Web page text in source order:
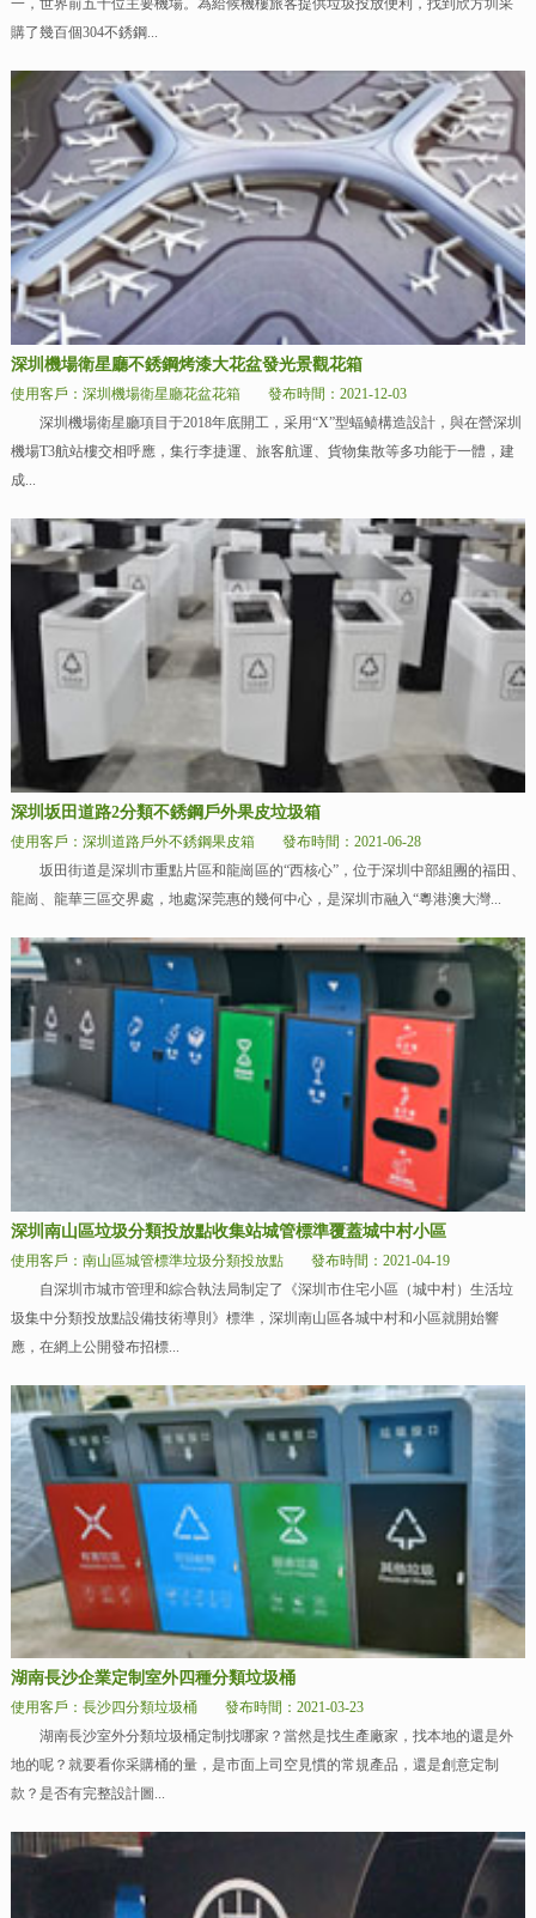
一，世界前五十位主要機場。為給候機樓旅客提供垃圾投放便利，找到欣方圳采
購了幾百個304不銹鋼...
深圳機場衛星廳不銹鋼烤漆大花盆發光景觀花箱
使用客戶：深圳機場衛星廳花盆花箱
發布時間：2021-12-03
深圳機場衛星廳項目于2018年底開工，采用“X”型蝠鲼構造設計，與在營深圳
機場T3航站樓交相呼應，集行李捷運、旅客航運、貨物集散等多功能于一體，建
成...
深圳坂田道路2分類不銹鋼戶外果皮垃圾箱
使用客戶：深圳道路戶外不銹鋼果皮箱
發布時間：2021-06-28
坂田街道是深圳市重點片區和龍崗區的“西核心”，位于深圳中部組團的福田、
龍崗、龍華三區交界處，地處深莞惠的幾何中心，是深圳市融入“粵港澳大灣...
深圳南山區垃圾分類投放點收集站城管標準覆蓋城中村小區
使用客戶：南山區城管標準垃圾分類投放點
發布時間：2021-04-19
自深圳市城市管理和綜合執法局制定了《深圳市住宅小區（城中村）生活垃
圾集中分類投放點設備技術導則》標準，深圳南山區各城中村和小區就開始響
應，在網上公開發布招標...
湖南長沙企業定制室外四種分類垃圾桶
使用客戶：長沙四分類垃圾桶
發布時間：2021-03-23
湖南長沙室外分類垃圾桶定制找哪家？當然是找生產廠家，找本地的還是外
地的呢？就要看你采購桶的量，是市面上司空見慣的常規產品，還是創意定制
款？是否有完整設計圖...